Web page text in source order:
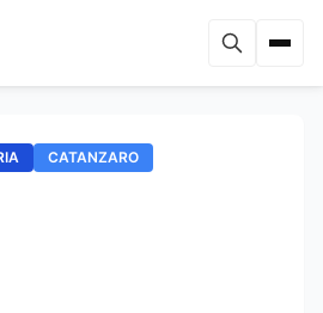
CATANZARO